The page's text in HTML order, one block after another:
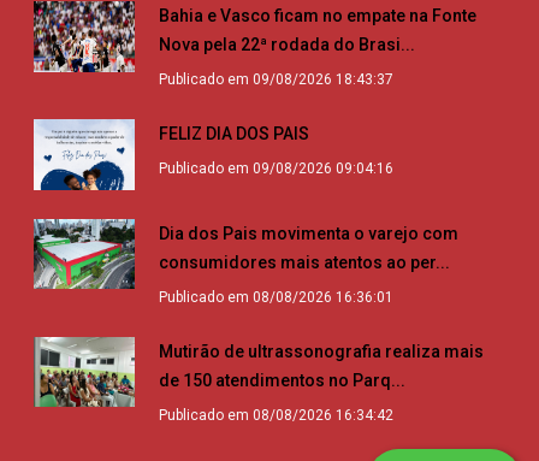
Bahia e Vasco ficam no empate na Fonte
Nova pela 22ª rodada do Brasi...
Publicado em 09/08/2026 18:43:37
FELIZ DIA DOS PAIS
Publicado em 09/08/2026 09:04:16
Dia dos Pais movimenta o varejo com
consumidores mais atentos ao per...
Publicado em 08/08/2026 16:36:01
Mutirão de ultrassonografia realiza mais
de 150 atendimentos no Parq...
Publicado em 08/08/2026 16:34:42